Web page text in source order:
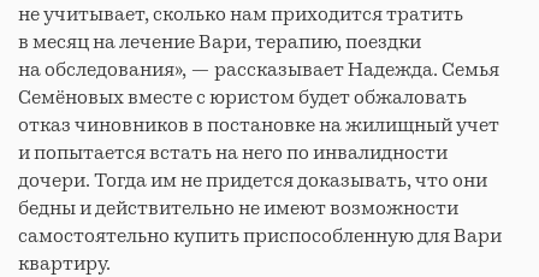
не учитывает, сколько нам приходится тратить
в месяц на лечение Вари, терапию, поездки
на обследования», — рассказывает Надежда. Семья
Семёновых вместе с юристом будет обжаловать
отказ чиновников в постановке на жилищный учет
и попытается встать на него по инвалидности
дочери. Тогда им не придется доказывать, что они
бедны и действительно не имеют возможности
самостоятельно купить приспособленную для Вари
квартиру.